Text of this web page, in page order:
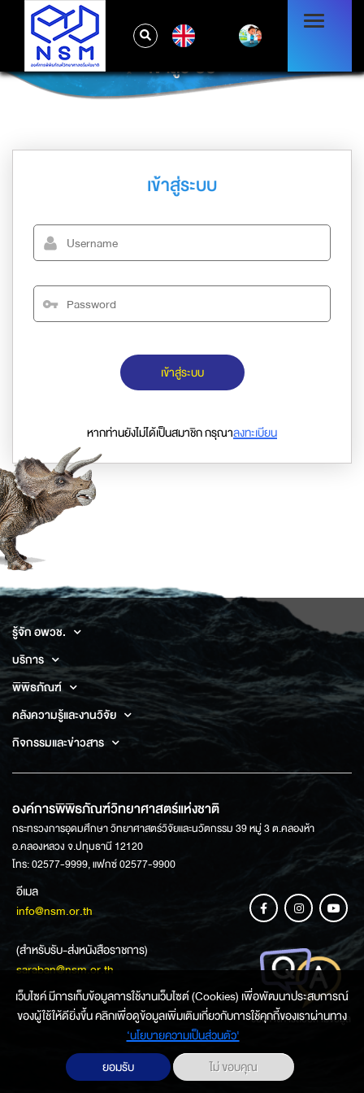
เข้าสู่ระบบ
เข้าสู่ระบบ
เข้าสู่ระบบ
หากท่านยังไม่ได้เป็นสมาชิก กรุณาลงทะเบียน
รู้จัก อพวช.
บริการ
พิพิธภัณฑ์
คลังความรู้และงานวิจัย
กิจกรรมและข่าวสาร
องค์การพิพิธภัณฑ์วิทยาศาสตร์แห่งชาติ
กระทรวงการอุดมศึกษา วิทยาศาสตร์วิจัยและนวัตกรรม 39 หมู่ 3 ต.คลองห้า
อ.คลองหลวง จ.ปทุมธานี 12120
โทร: 02577-9999, แฟกซ์ 02577-9900
อีเมล
info@nsm.or.th
(สำหรับรับ-ส่งหนังสือราชการ)
saraban@nsm.or.th
ช่องทางการสอบถามข้อมูล
เว็บไซค์ มีการเก็บข้อมูลการใช้งานเว็บไซต์ (Cookies) เพื่อพัฒนาประสบการณ์
ของผู้ใช้ให้ดียิ่งขึ้น คลิกเพื่อดูข้อมูลเพิ่มเติมเกี่ยวกับการใช้คุกกี้ของเราผ่านทาง
‘นโยบายความเป็นส่วนตัว'
ยอมรับ
ไม่ ขอบคุณ